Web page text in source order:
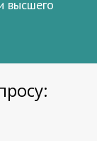
высшего